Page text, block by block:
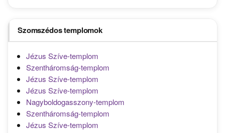
Szomszédos templomok
Jézus Szíve-templom
Szentháromság-templom
Jézus Szíve-templom
Jézus Szíve-templom
Nagyboldogasszony-templom
Szentháromság-templom
Jézus Szíve-templom